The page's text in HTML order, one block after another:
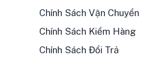
Chính Sách Vận Chuyển
Chính Sách Kiểm Hàng
Chính Sách Đổi Trả